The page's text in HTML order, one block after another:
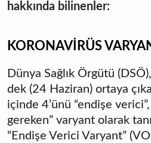
hakkında bilinenler:
KORONAVİRÜS
Dünya Sağlık Örgütü
dek (24 Haziran) ortaya
içinde 4’ünü “endişe
gereken” varyant olarak
“Endişe Verici Varyant”